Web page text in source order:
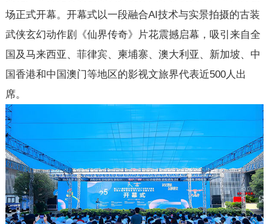
场正式开幕。开幕式以一段融合AI技术与实景拍摄的古装
武侠玄幻动作剧《仙界传奇》片花震撼启幕，吸引来自全
国及马来西亚、菲律宾、柬埔寨、澳大利亚、新加坡、中
国香港和中国澳门等地区的影视文旅界代表近500人出
席。